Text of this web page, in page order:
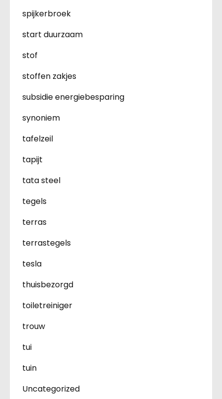
spijkerbroek
start duurzaam
stof
stoffen zakjes
subsidie energiebesparing
synoniem
tafelzeil
tapijt
tata steel
tegels
terras
terrastegels
tesla
thuisbezorgd
toiletreiniger
trouw
tui
tuin
Uncategorized